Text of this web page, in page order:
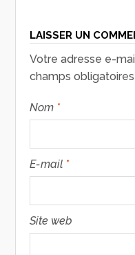
LAISSER UN
Votre adresse e-
champs
Nom *
E-mail *
Site web